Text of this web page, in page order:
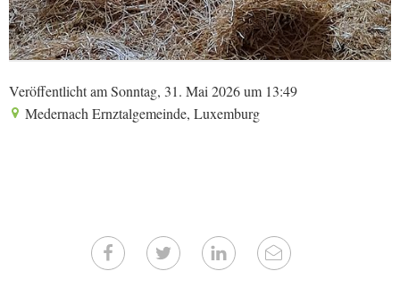
Veröffentlicht am Sonntag, 31. Mai 2026 um 13:49
Medernach Ernztalgemeinde, Luxemburg